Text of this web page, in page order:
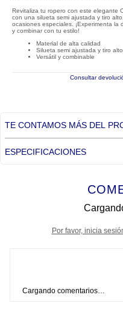
Revitaliza tu ropero con este elegante
con una silueta semi ajustada y tiro
ocasiones especiales. ¡Experimenta
y combinar con tu estilo!
Material de alta calidad
Silueta semi ajustada y tiro alto
Versátil y combinable
Consultar
TE CONTAMOS MÁS DEL
ESPECIFICACIONES
Por favor, inicia
Cargando comentarios…